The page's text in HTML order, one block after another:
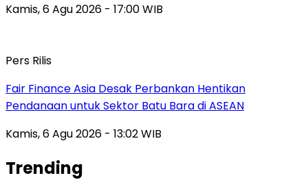
Kamis, 6 Agu 2026 - 17:00 WIB
Pers Rilis
Fair Finance Asia Desak Perbankan Hentikan
Pendanaan untuk Sektor Batu Bara di ASEAN
Kamis, 6 Agu 2026 - 13:02 WIB
Trending